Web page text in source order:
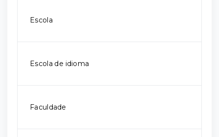
Escola
Escola de idioma
Faculdade